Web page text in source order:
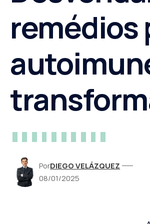
remédios
PorDIEGO VELÁZQUEZ
08/01/2025